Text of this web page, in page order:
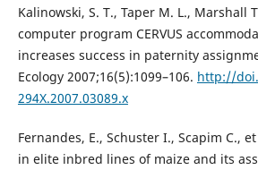
Kalinowski, S. T., Taper M. L., Marshall
computer program CERVUS
increases success in paternity
Ecology 2007;16(5):1099–106. http://
294X.2007.03089.x
Fernandes, E., Schuster I., Scapim C.,
in elite inbred lines of maize and its